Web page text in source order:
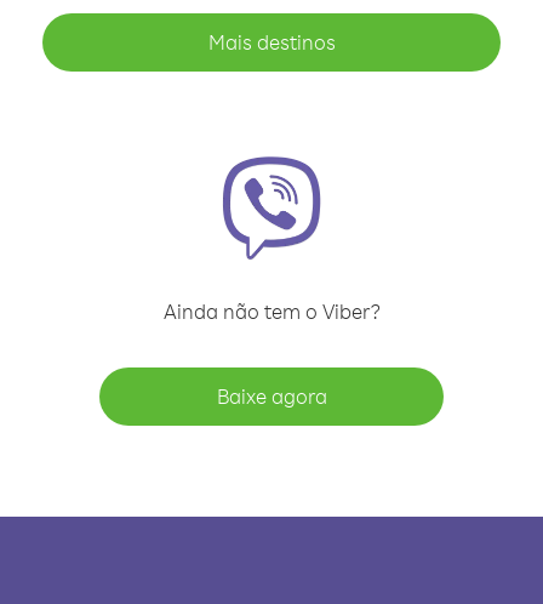
Mais destinos
Ainda não tem o Viber?
Baixe agora